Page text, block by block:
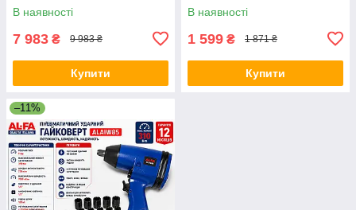
В наявності
7 983 ₴ 9 983 ₴
Купити
В наявності
1 599 ₴ 1 871 ₴
Купити
–11%